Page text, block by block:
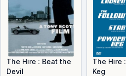
The Hire : Beat the
Devil
The Hire
Keg